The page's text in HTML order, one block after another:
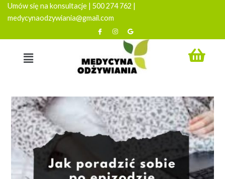
Umów się na konsultacje | 500 274 762 |
medycynaodzywiania@gmail.com